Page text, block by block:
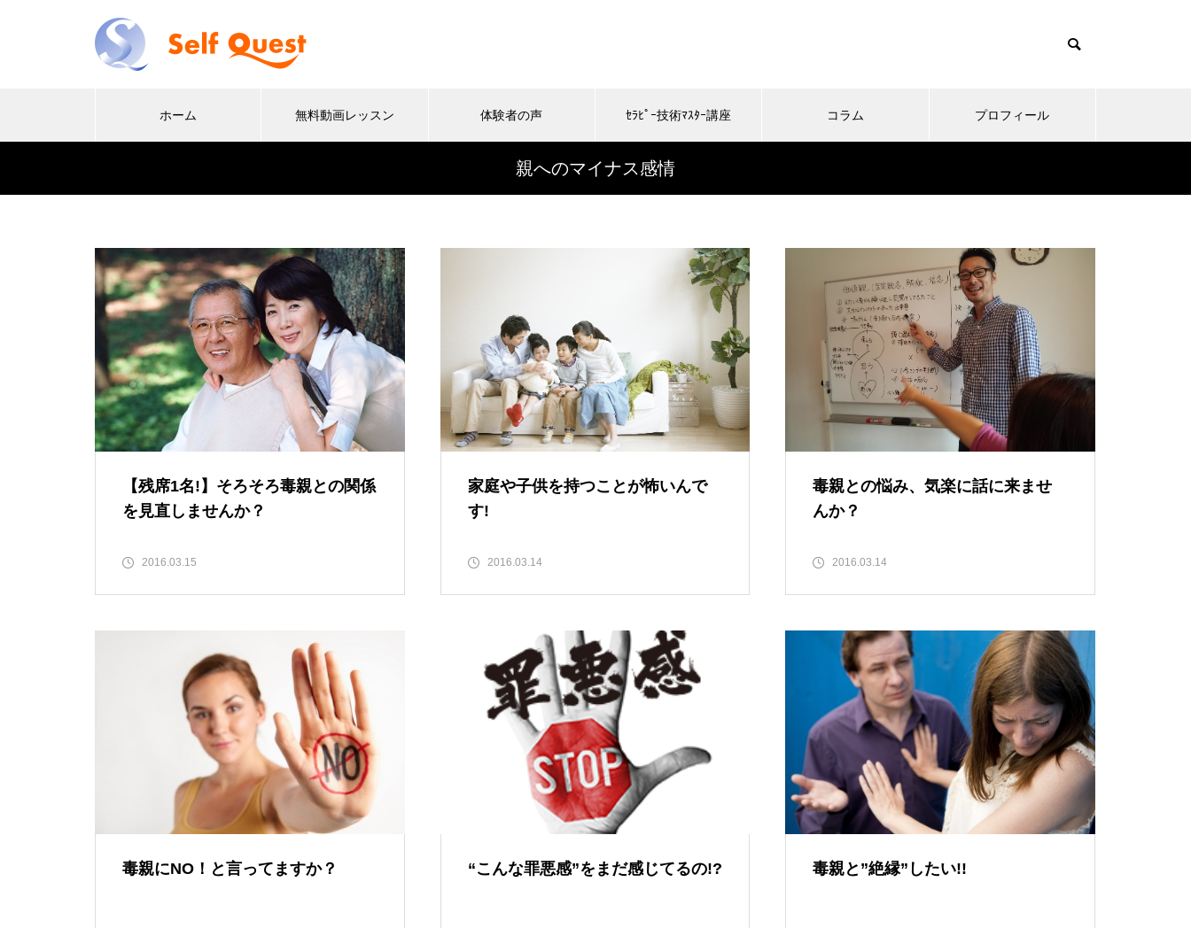
ホーム 無料動画レッスン 体験者の声 ｾﾗﾋﾟｰ技術ﾏｽﾀｰ講座 コラム プロフィール
親へのマイナス感情
【残席1名!】そろそろ毒親との関係
を見直しませんか？
2016.03.15
家庭や子供を持つことが怖いんで
す!
2016.03.14
毒親との悩み、気楽に話に来ませ
んか？
2016.03.14
毒親にNO！と言ってますか？ “こんな罪悪感”をまだ感じてるの!? 毒親と”絶縁”したい!!